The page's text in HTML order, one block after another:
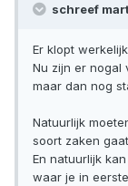
schreef
Er klopt
Nu zijn er nogal
maar dan nog
Natuurlijk
soort zaken
En natuurlijk
waar je in